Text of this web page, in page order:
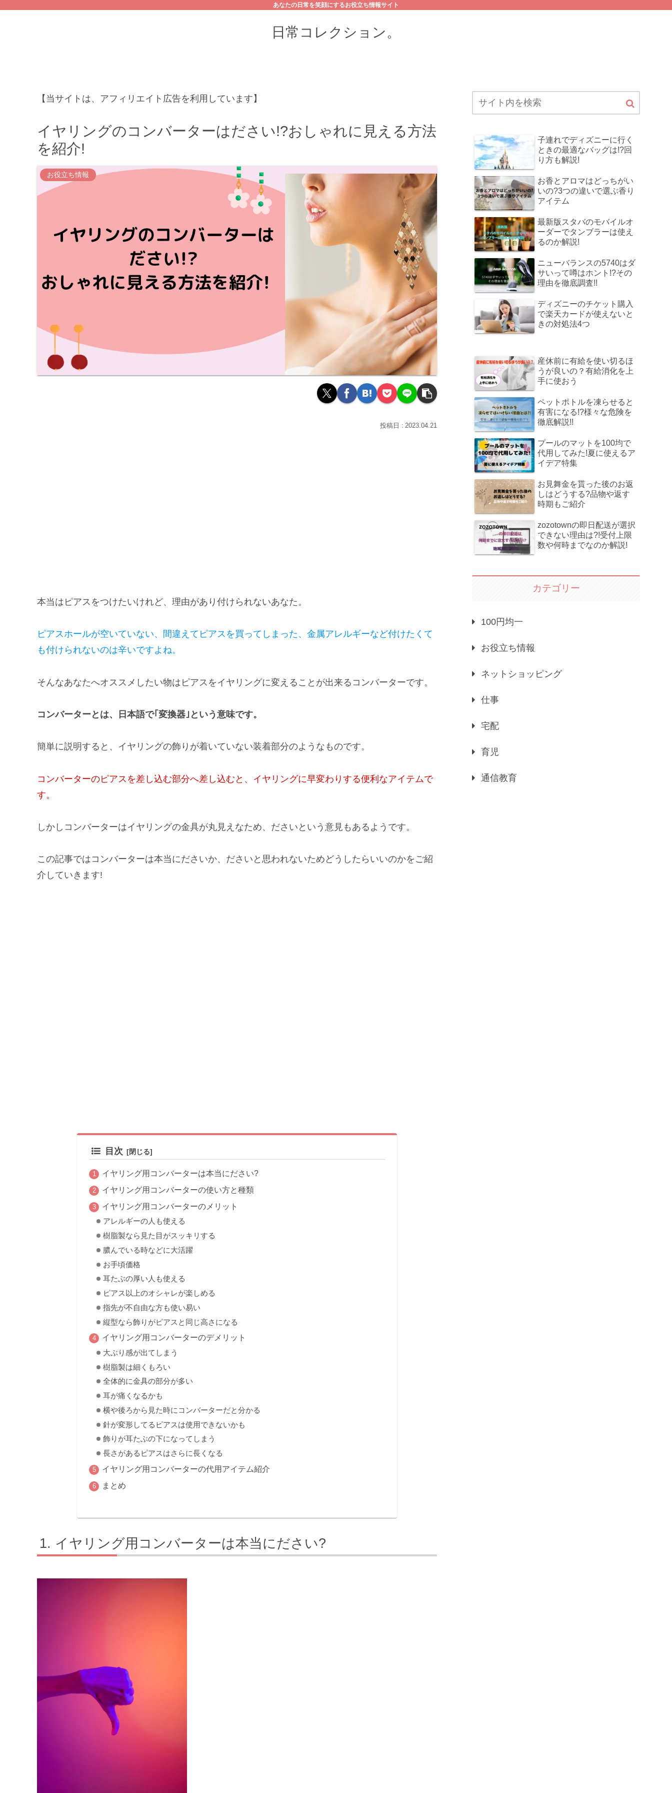
あなたの日常を笑顔にするお役立ち情報サイト
日常コレクション。
【当サイトは、アフィリエイト広告を利用しています】
イヤリングのコンバーターはださい!?おしゃれに見える方法
を紹介!
お役立ち情報
2023.04.21
本当はピアスをつけたいけれど、理由があり付けられないあなた。
ピアスホールが空いていない、間違えてピアスを買ってしまった、金属アレルギーなど付けたくて
も付けられないのは辛いですよね。
そんなあなたへオススメしたい物はピアスをイヤリングに変えることが出来るコンバーターです。
コンバーターとは、日本語で｢変換器｣という意味です。
簡単に説明すると、イヤリングの飾りが着いていない装着部分のようなものです。
コンバーターのピアスを差し込む部分へ差し込むと、イヤリングに早変わりする便利なアイテムで
す。
しかしコンバーターはイヤリングの金具が丸見えなため、ださいという意見もあるようです。
この記事ではコンバーターは本当にださいか、ださいと思われないためどうしたらいいのかをご紹
介していきます!
目次
イヤリング用コンバーターは本当にださい?
イヤリング用コンバーターの使い方と種類
イヤリング用コンバーターのメリット
アレルギーの人も使える
樹脂製なら見た目がスッキリする
膿んでいる時などに大活躍
お手頃価格
耳たぶの厚い人も使える
ピアス以上のオシャレが楽しめる
指先が不自由な方も使い易い
縦型なら飾りがピアスと同じ高さになる
イヤリング用コンバーターのデメリット
大ぶり感が出てしまう
樹脂製は細くもろい
全体的に金具の部分が多い
耳が痛くなるかも
横や後ろから見た時にコンバーターだと分かる
針が変形してるピアスは使用できないかも
飾りが耳たぶの下になってしまう
長さがあるピアスはさらに長くなる
イヤリング用コンバーターの代用アイテム紹介
まとめ
イヤリング用コンバーターは本当にださい?
子連れでディズニーに行く
ときの最適なバッグは!?回
り方も解説!
お香とアロマはどっちがい
いの?3つの違いで選ぶ香り
アイテム
最新版スタバのモバイルオ
ーダーでタンブラーは使え
るのか解説!
ニューバランスの5740はダ
サいって噂はホント!?その
理由を徹底調査!!
ディズニーのチケット購入
で楽天カードが使えないと
きの対処法4つ
産休前に有給を使い切るほ
うが良いの？有給消化を上
手に使おう
ペットポトルを凍らせると
有害になる!?様々な危険を
徹底解説!!
プールのマットを100均で
代用してみた!夏に使えるア
イデア特集
お見舞金を貰った後のお返
しはどうする?品物や返す
時期もご紹介
zozotownの即日配送が選択
できない理由は?!受付上限
数や何時までなのか解説!
カテゴリー
100円均一
お役立ち情報
ネットショッピング
仕事
宅配
育児
通信教育